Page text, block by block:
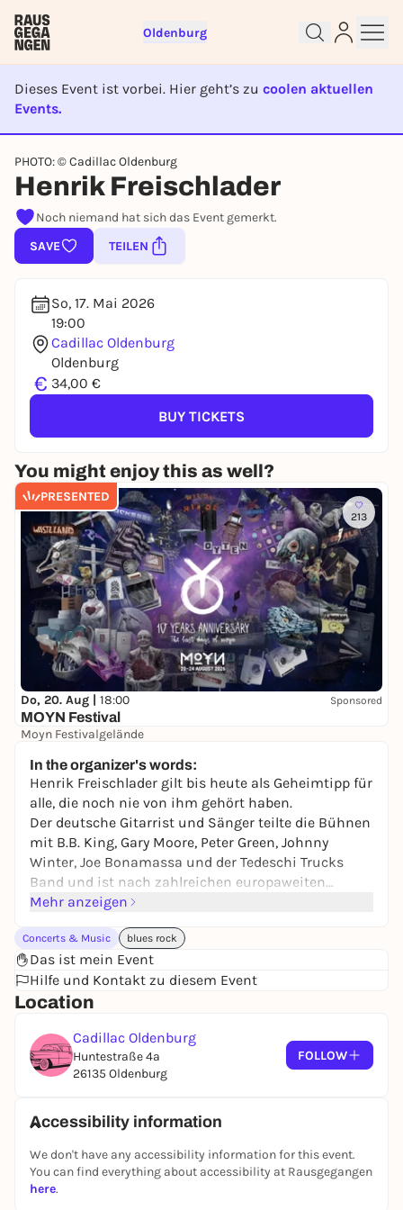
Oldenburg
Dieses Event ist vorbei. Hier geht’s zu coolen aktuellen
Events.
EVENT IST BEENDET
PHOTO: © Cadillac Oldenburg
Henrik Freischlader
Noch niemand hat sich das Event gemerkt.
SAVE
TEILEN
So, 17. Mai 2026
19:00
Cadillac Oldenburg
Oldenburg
€ 34,00 €
BUY TICKETS
You might enjoy this as well?
PRESENTED
213
Do, 20. Aug | 18:00 Sponsored
MOYN Festival
Moyn Festivalgelände
In the organizer's words:
Henrik Freischlader gilt bis heute als Geheimtipp für
alle, die noch nie von ihm gehört haben.
Der deutsche Gitarrist und Sänger teilte die Bühnen
mit B.B. King, Gary Moore, Peter Green, Johnny
Winter, Joe Bonamassa und der Tedeschi Trucks
Band und ist nach zahlreichen europaweiten
Tourneen aus der internationalen Bluesszene nicht
Sein virtuoses und leidenschaftliches Gitarrenspiel,
seine raue markante Stimme und ein Gespür für
gute Grooves haben über die Jahre seinen
11 Studioalben und 7 Livealben hat der
Multiinstrumentalist seit 2006 veröffentlicht, und
es ist fast immer ein neues Album auf seinem Label
Tour.
„Viel besser kann man handgemachten und
Mehr anzeigen
Concerts & Music blues rock
Das ist mein Event
Hilfe und Kontakt zu diesem Event
Location
Cadillac Oldenburg
Huntestraße 4a
26135 Oldenburg
FOLLOW
Accessibility information
We don't have any accessibility information for this event.
You can find everything about accessibility at Rausgegangen
here.
Sign up for free and get started
right away
To like events, follow pages, or participate in
lotteries, you need a free Rausgegangen account.
REGISTER FOR FREE NOW